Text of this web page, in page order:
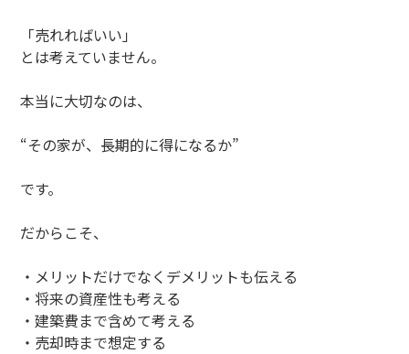
「売れればいい」
とは考えていません。
本当に大切なのは、
“その家が、長期的に得になるか”
です。
だからこそ、
・メリットだけでなくデメリットも伝える
・将来の資産性も考える
・建築費まで含めて考える
・売却時まで想定する